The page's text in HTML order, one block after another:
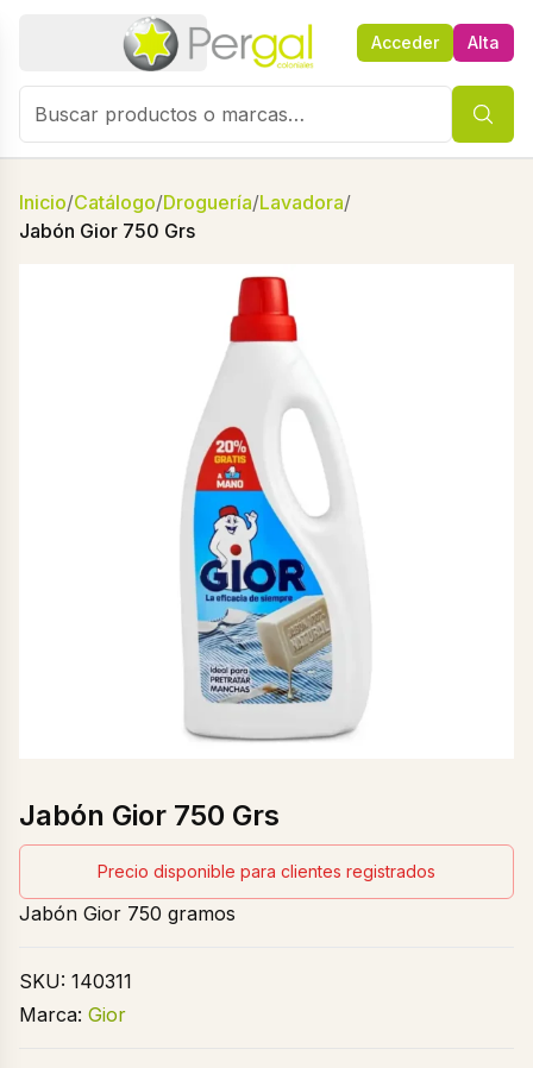
Acceder Alta
Inicio/Catálogo/Droguería/Lavadora/
Jabón Gior 750 Grs
Jabón Gior 750 Grs
Precio disponible para clientes registrados
Jabón Gior 750 gramos
SKU: 140311
Marca: Gior